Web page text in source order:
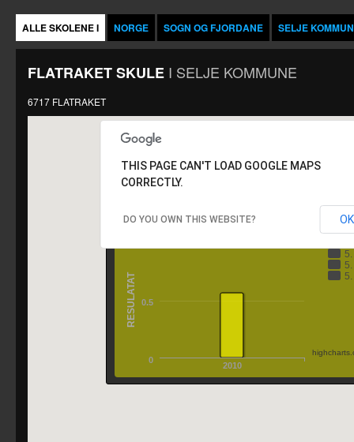
ALLE SKOLENE I NORGE SOGN OG FJORDANE SELJE
FLATRAKET SKULE I SELJE KOMMUNE
6717 FLATRAKET
2010
0
0.5
RESULATAT
THIS PAGE CAN'T LOAD GOOGLE MAPS
CORRECTLY.
DO YOU OWN THIS WEBSITE? OK